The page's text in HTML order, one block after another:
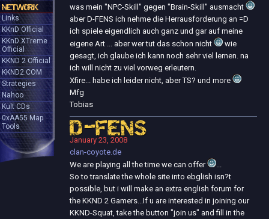
NETWORK
Links
KKnD Official
KKnD XTreme
Official
KKND 2 Official
KKND2.COM
Strategies
Nahoo
Kult CDs
0xAA55 Map
Tools
was mein "NPC-Skill" gegen "Brain-Skill" ausmacht
aber D-FENS ich nehme die Herrausforderung an =D
ich spiele eigendlich auch ganz und gar auf meine
eigene Art ... aber wer tut das schon nicht
wie
gesagt, ich glaube ich kann noch sehr viel lernen. na
ich will nicht zu viel vorweg erleutern.
Xfire... habe ich leider nicht, aber TS? und more
Mfg
Tobias
D-FENS
January 23, 2008
clan-coyote.de
We are playing all the time we can offer
...
So to translate the whole site into ebglish isn?t
possible, but i will make an extra english forum for
the KKND 2 Gamers...If u are interested in joining our
KKND-Squat, take the button "join us" and fill in the